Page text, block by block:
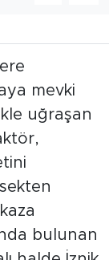
mevki
uğraşan
bulunan